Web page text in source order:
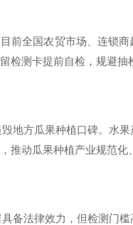
前全国农贸市场、连锁
测卡提前自检，规避抽
地方瓜果种植口碑。水
动瓜果种植产业规范化
备法律效力，但检测门